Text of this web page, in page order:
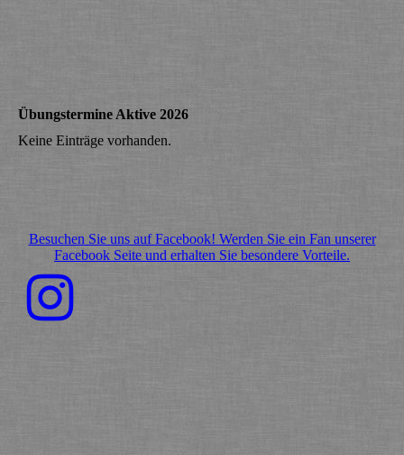
Übungstermine Aktive 2026
Keine Einträge vorhanden.
Besuchen Sie uns auf Facebook! Werden Sie ein Fan unserer
Facebook Seite und erhalten Sie besondere Vorteile.